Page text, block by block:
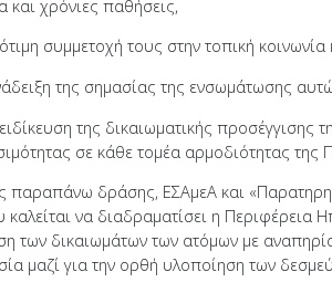
και χρόνιες παθήσεις,
συμμετοχή τους στην τοπική κοινωνία
της σημασίας της ενσωμάτωσης
της δικαιωματικής προσέγγισης
σε κάθε τομέα αρμοδιότητας της
παραπάνω δράσης, ΕΣΑμεΑ και
να διαδραματίσει η Περιφέρεια
των δικαιωμάτων των ατόμων με
μαζί για την ορθή υλοποίηση των